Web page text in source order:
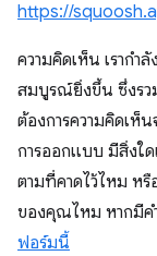
https://
ความคิดเห็น เรากำ
สมบูรณ์ยิ่งขึ้น ซึ่งรว
ต้องการความคิดเห็
การออกแบบ มีสิ่งใ
ตามที่คาดไว้ไหม ห
ของคุณไหม หากมีค
ฟอร์มนี้